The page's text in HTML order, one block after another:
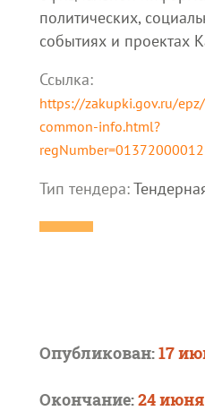
политических,
событиях и проектах
Ссылка:
https://zakupki.gov.ru/
common-info.html?
Тип тендера:
Опубликован:17
Окончание:24 июня